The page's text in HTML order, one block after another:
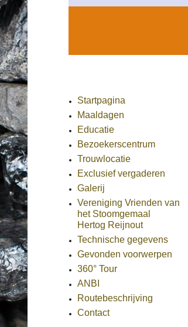
Startpagina
Maaldagen
Educatie
Bezoekerscentrum
Trouwlocatie
Exclusief vergaderen
Galerij
Vereniging Vrienden van
het Stoomgemaal
Hertog Reijnout
Technische gegevens
Gevonden voorwerpen
360° Tour
ANBI
Routebeschrijving
Contact